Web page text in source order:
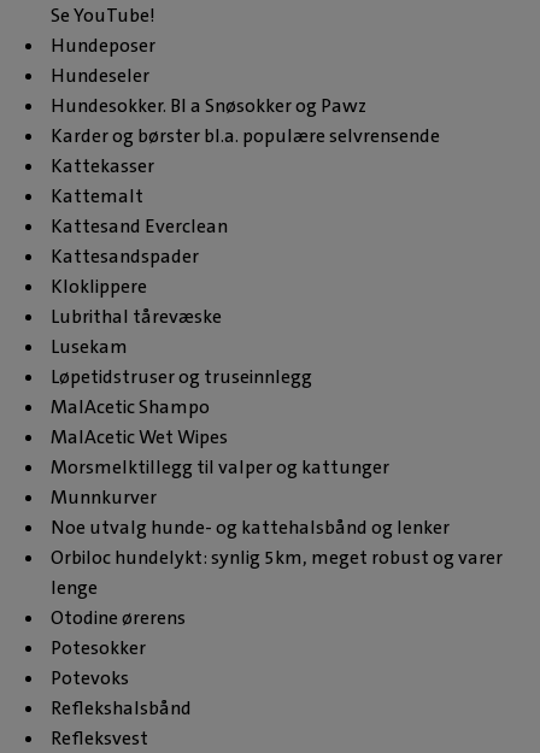
Se YouTube!
Hundeposer
Hundeseler
Hundesokker. Bl a Snøsokker og Pawz
Karder og børster bl.a. populære selvrensende
Kattekasser
Kattemalt
Kattesand Everclean
Kattesandspader
Kloklippere
Lubrithal tårevæske
Lusekam
Løpetidstruser og truseinnlegg
MalAcetic Shampo
MalAcetic Wet Wipes
Morsmelktillegg til valper og kattunger
Munnkurver
Noe utvalg hunde- og kattehalsbånd og lenker
Orbiloc hundelykt: synlig 5km, meget robust og varer
lenge
Otodine ørerens
Potesokker
Potevoks
Reflekshalsbånd
Refleksvest